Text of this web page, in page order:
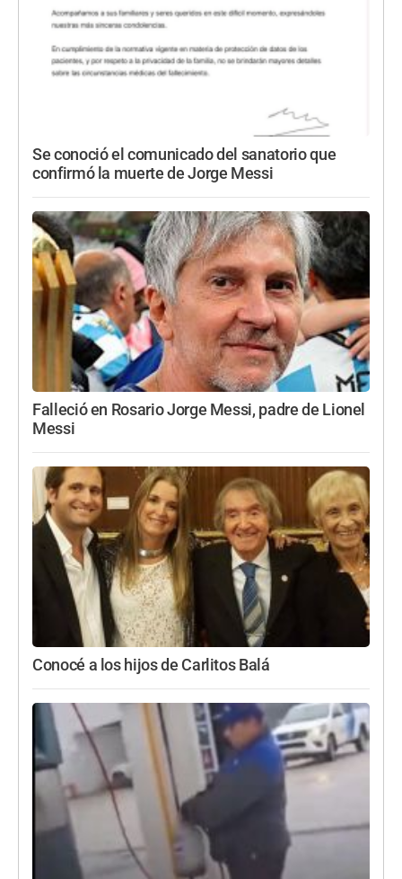
Se conoció el comunicado del sanatorio que
confirmó la muerte de Jorge Messi
Falleció en Rosario Jorge Messi, padre de Lionel
Messi
Conocé a los hijos de Carlitos Balá